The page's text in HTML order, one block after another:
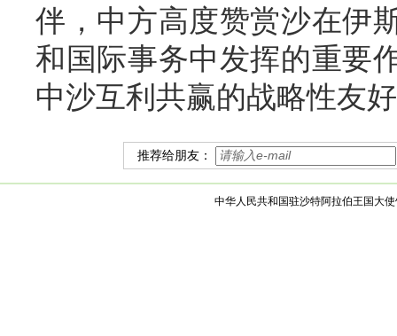
伴，中方高度赞赏沙在伊
和国际事务中发挥的重要
中沙互利共赢的战略性友
推荐给朋友：
中华人民共和国驻沙特阿拉伯王国大使